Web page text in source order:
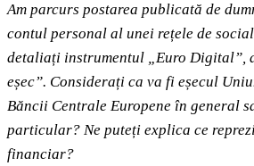
Am parcurs postarea publicată de
contul personal al unei rețele de
detaliați instrumentul „Euro Digital”,
eșec”. Considerați ca va fi eșecul
Băncii Centrale Europene în general
particular? Ne puteți explica ce
financiar?